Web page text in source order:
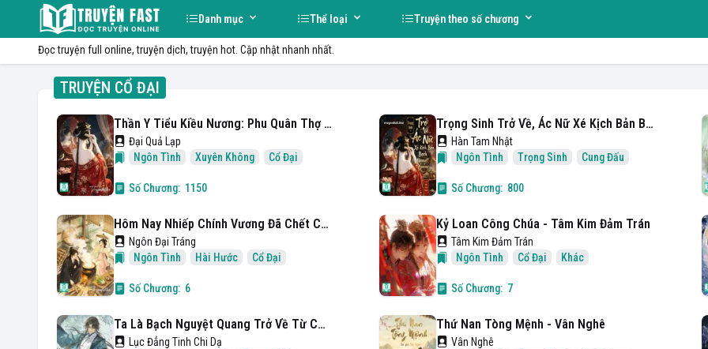
Danh mục Thể loại Truyện theo số chương
Đọctruyện full online, truyện dịch, truyện hot. Cập nhật nhanh nhất.
TRUYỆN CỔ ĐẠI
Thần Y Tiểu Kiều Nương: Phu Quân Thợ Săn, Mau Sinh Con!
Đại Quả Lạp
Ngôn Tình
Xuyên Không Cổ Đại
Số Chương: 1150
Trọng Sinh Trở Về, Ác Nữ Xé Kịch Bản Bạch Nguyệt Quang
Hàn Tam Nhật
Ngôn Tình
Trọng Sinh Cung Đấu
Số Chương: 800
Hôm Nay Nhiếp Chính Vương Đã Chết Chưa?
Ngôn Đại Tráng
Ngôn Tình
Hài Hước Cổ Đại
Số Chương: 6
Kỷ Loan Công Chúa - Tâm Kim Đảm Trán
Tâm Kim Đảm Trán
Ngôn Tình
Cổ Đại Khác
Số Chương: 7
Ta Là Bạch Nguyệt Quang Trở Về Từ Cõi Chết
Lục Đẳng Tinh Chi Dạ
Thứ Nan Tòng Mệnh - Vân Nghê
Vân Nghê